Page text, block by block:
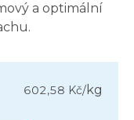
a optimální
602,58 Kč/kg